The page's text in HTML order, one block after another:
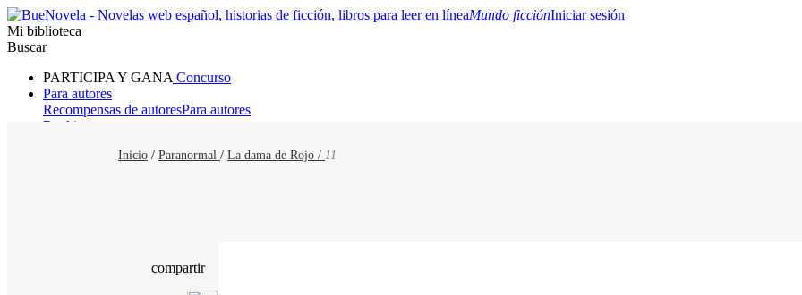
Mundo ficciónIniciar sesión
Mi biblioteca
Buscar
PARTICIPA Y GANA Concurso
Para autores
Recompensas de autoresPara autores
Ranking
Inicio / Paranormal / La dama de Rojo / 11
compartir